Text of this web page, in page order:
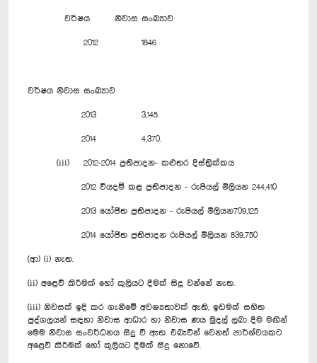
වර්ෂය නිවාස සංඛ්‍යාව
2012 1846
වර්ෂය නිවාස සංඛ්‍යාව
2013 3,145.
2014 4,370.
(iii) 2012-2014 ප්‍රතිපාදන- කළුතර දිස්ත්‍රික්කය
2012 වියදම් කළ ප්‍රතිපාදන - රුපියල් මිලියන 244,410
2013 යෝජිත ප්‍රතිපාදන - රුපියල් මිලියන709,125
2014 යෝජිත ප්‍රතිපාදන රුපියල් මිලියන 839,750
(ආ) (i) නැත.
(ii) අළෙවි කිරීමක් හෝ කුලියට දීමක් සිදු වන්නේ නැත.
(iii) නිවසක් ඉදි කර ගැනීමේ අවශ්‍යතාවක් ඇති, ඉඩමක් සහිත
පුද්ගලයන් සඳහා නිවාස ආධාර හා නිවාස ණය මුදල් ලබා දීම මඟින්
මෙම නිවාස සංවර්ධනය සිදු වී ඇත. එබැවින් වෙනත් පාර්ශ්වයකට
අළෙවි කිරීමක් හෝ කුලියට දීමක් සිදු නොවේ.